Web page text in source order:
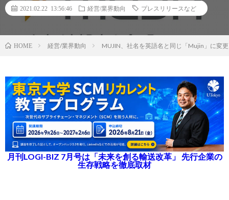
2021.02.22 13:56:46 経営/業界動向 プレスリリースなど
HOME 経営/業界動向 MUJIN、社名を英語名と同じ「Mujin」に変更
月刊LOGI-BIZ 7月号は「未来を創る輸送改革」 先行企業の
生存戦略を徹底取材